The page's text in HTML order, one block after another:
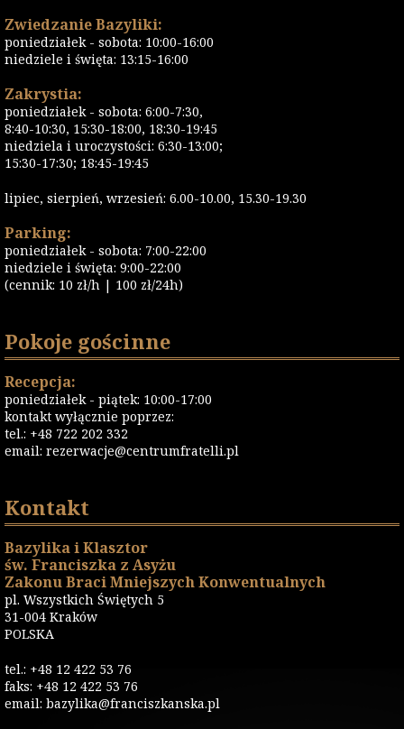
Zwiedzanie Bazyliki:
poniedziałek - sobota: 10:00-16:00
niedziele i święta: 13:15-16:00
Zakrystia:
poniedziałek - sobota: 6:00-7:30,
8:40-10:30, 15:30-18:00, 18:30-19:45
niedziela i uroczystości: 6:30-13:00;
15:30-17:30; 18:45-19:45
lipiec, sierpień, wrzesień: 6.00-10.00, 15.30-19.30
Parking:
poniedziałek - sobota: 7:00-22:00
niedziele i święta: 9:00-22:00
(cennik: 10 zł/h | 100 zł/24h)
Pokoje gościnne
Recepcja:
poniedziałek - piątek: 10:00-17:00
kontakt wyłącznie poprzez:
tel.: +48 722 202 332
email: rezerwacje@centrumfratelli.pl
Kontakt
Bazylika i Klasztor
św. Franciszka z Asyżu
Zakonu Braci Mniejszych Konwentualnych
pl. Wszystkich Świętych 5
31-004 Kraków
POLSKA
tel.: +48 12 422 53 76
faks: +48 12 422 53 76
email: bazylika@franciszkanska.pl